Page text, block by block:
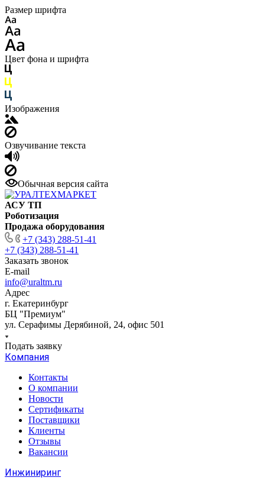
Размер шрифта
Цвет фона и шрифта
Изображения
Озвучивание текста
Обычная версия сайта
АСУ ТП
Роботизация
Продажа оборудования
+7 (343) 288-51-41
+7 (343) 288-51-41
Заказать звонок
E-mail
info@uraltm.ru
Адрес
г. Екатеринбург
БЦ "Премиум"
ул. Серафимы Дерябиной, 24, офис 501
Подать заявку
Компания
Контакты
О компании
Новости
Сертификаты
Поставщики
Клиенты
Отзывы
Вакансии
Инжиниринг